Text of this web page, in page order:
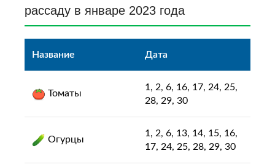
рассаду в январе 2023 года
Название Дата
Томаты
1, 2, 6, 16, 17, 24, 25,
28, 29, 30
Огурцы
1, 2, 6, 13, 14, 15, 16,
17, 24, 25, 28, 29, 30